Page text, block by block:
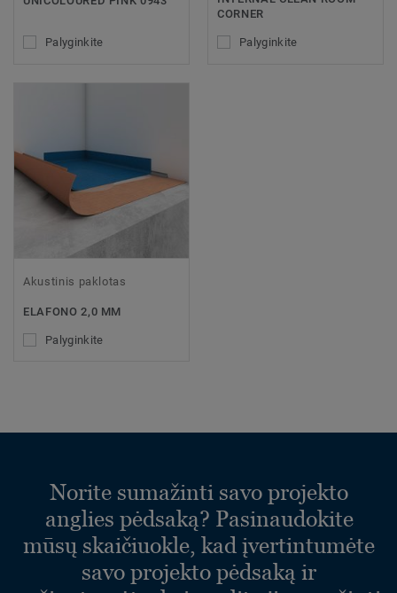
Palyginkite
CORNER
Palyginkite
Akustinis paklotas
ELAFONO 2,0 MM
Palyginkite
Norite sumažinti savo projekto
anglies pėdsaką? Pasinaudokite
mūsų skaičiuokle, kad įvertintumėte
savo projekto pėdsaką ir